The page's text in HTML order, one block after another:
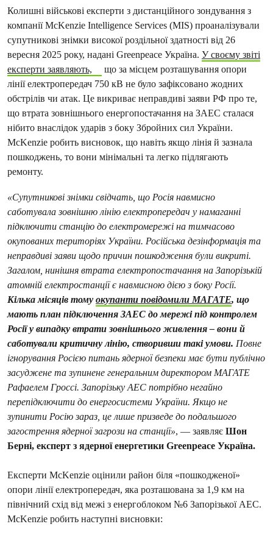
Колишні військові експерти з дистанційного зондування з
компанії McKenzie Intelligence Services (MIS) проаналізували
супутникові знімки високої роздільної здатності від 26
вересня 2025 року, надані Greenpeace Україна. У своєму звіті
експерти заявляють,
що за місцем розташування опори
лінії електропередач 750 кВ не було зафіксовано жодних
обстрілів чи атак. Це викриває неправдиві заяви РФ про те,
що втрата зовнішнього енергопостачання на ЗАЕС сталася
нібито внаслідок ударів з боку Збройних сил України.
McKenzie робить висновок, що навіть якщо лінія й зазнала
пошкоджень, то вони мінімальні та легко підлягають
ремонту.
«Супутникові знімки свідчать, що Росія навмисно
саботувала зовнішню лінію електропередач у намаганні
підключити станцію до електромережі на тимчасово
окупованих територіях України. Російська дезінформація та
неправдиві заяви щодо причин пошкодження були викриті.
Загалом, нинішня втрата електропостачання на Запорізькій
атомній електростанції є навмисною дією з боку Росії.
Кілька місяців тому окупанти повідомили МАГАТЕ, що
мають план підключення ЗАЕС до мережі під контролем
Росії у випадку втрати зовнішнього живлення – вони й
саботували критичну лінію, створивши такі умови. Повне
ігнорування Росією питань ядерної безпеки має бути публічно
засуджене та зупинене генеральним директором МАГАТЕ
Рафаелем Гроссі. Запорізьку АЕС потрібно негайно
перепідключити до енергосистеми України. Якщо не
зупинити Росію зараз, це лише призведе до подальшого
загострення ядерної загрози на станції», — заявляє Шон
Берні, експерт з ядерної енергетики Greenpeace Україна.
Експерти McKenzie оцінили район біля «пошкодженої»
опори лінії електропередач, яка розташована за 1,9 км на
північний схід від межі з енергоблоком №6 Запорізької АЕС.
McKenzie робить наступні висновки: